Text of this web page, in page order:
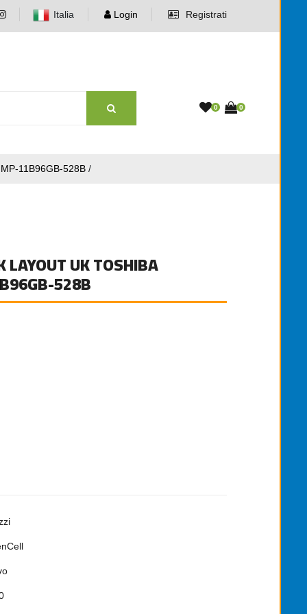
Italia Login Registrati
0 0
11B96GB-528B /
UK TOSHIBA
528B